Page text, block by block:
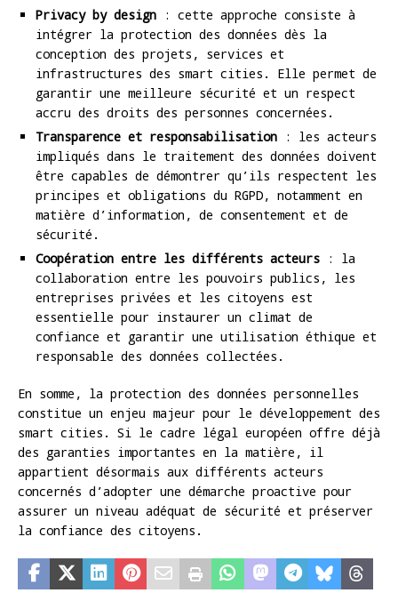
Privacy by design : cette approche consiste à
intégrer la protection des données dès la
conception des projets, services et
infrastructures des smart cities. Elle permet de
garantir une meilleure sécurité et un respect
accru des droits des personnes concernées.
Transparence et responsabilisation : les acteurs
impliqués dans le traitement des données doivent
être capables de démontrer qu’ils respectent les
principes et obligations du RGPD, notamment en
matière d’information, de consentement et de
sécurité.
Coopération entre les différents acteurs : la
collaboration entre les pouvoirs publics, les
entreprises privées et les citoyens est
essentielle pour instaurer un climat de
confiance et garantir une utilisation éthique et
responsable des données collectées.
En somme, la protection des données personnelles
constitue un enjeu majeur pour le développement des
smart cities. Si le cadre légal européen offre déjà
des garanties importantes en la matière, il
appartient désormais aux différents acteurs
concernés d’adopter une démarche proactive pour
assurer un niveau adéquat de sécurité et préserver
la confiance des citoyens.